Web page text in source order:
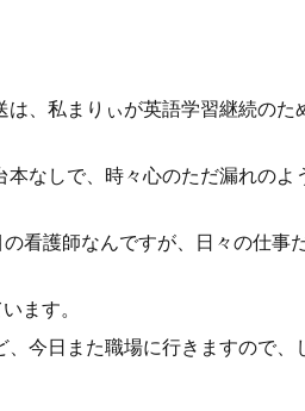
、私まりぃが英語学習継続のた
なしで、時々心のただ漏れのよ
看護師なんですが、日々の仕事
ます。
今日また職場に行きますので、